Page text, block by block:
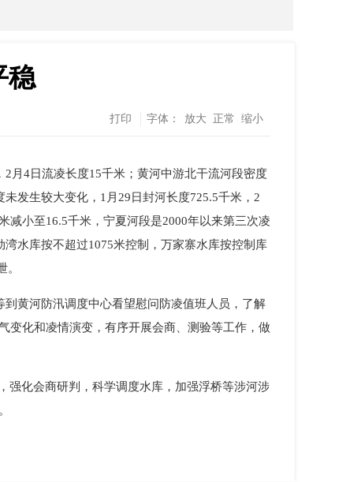
稳
打印 字体： 放大 正常 缩小
月4日流凌长度15千米；黄河中游北干流河段密度
发生较大变化，1月29日封河长度725.5千米，2
减小至16.5千米，宁夏河段是2000年以来第三次凌
水库按不超过1075米控制，万家寨水库按控制库
。
黄河防汛调度中心看望慰问防凌值班人员，了解
变化和凌情演变，有序开展会商、测验等工作，做
强化会商研判，科学调度水库，加强浮桥等涉河涉